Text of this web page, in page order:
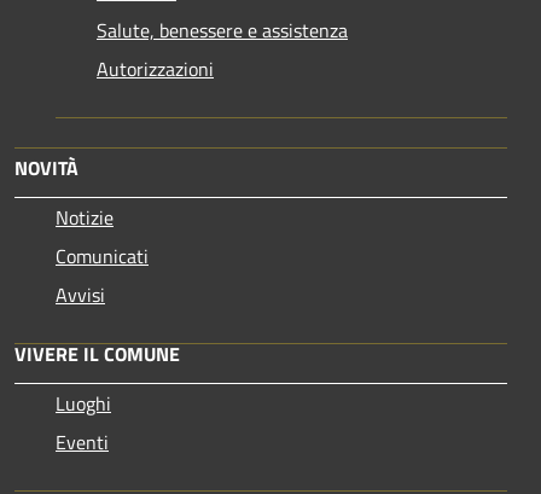
Salute, benessere e assistenza
Autorizzazioni
NOVITÀ
Notizie
Comunicati
Avvisi
VIVERE IL COMUNE
Luoghi
Eventi